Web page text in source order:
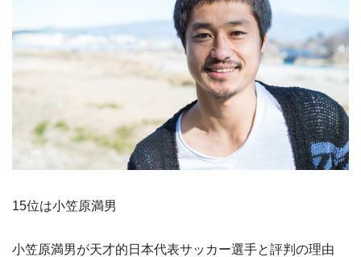
15位は小笠原満男
小笠原満男が天才的日本代表サッカー選手と評判の理由